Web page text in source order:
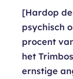
[Hardop
psychisch
procent
het
ernstige